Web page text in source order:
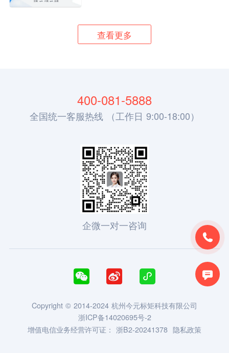
查看更多


400-081-5888
全国统一客服热线 （工作日 9:00-18:00）
企微一对一咨询
  
Copyright © 2014-2024 杭州今元标矩科技有限公司
浙ICP备14020695号-2
增值电信业务经营许可证： 浙B2-20241378 隐私政策